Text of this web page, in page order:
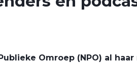
Omroep (NPO) al